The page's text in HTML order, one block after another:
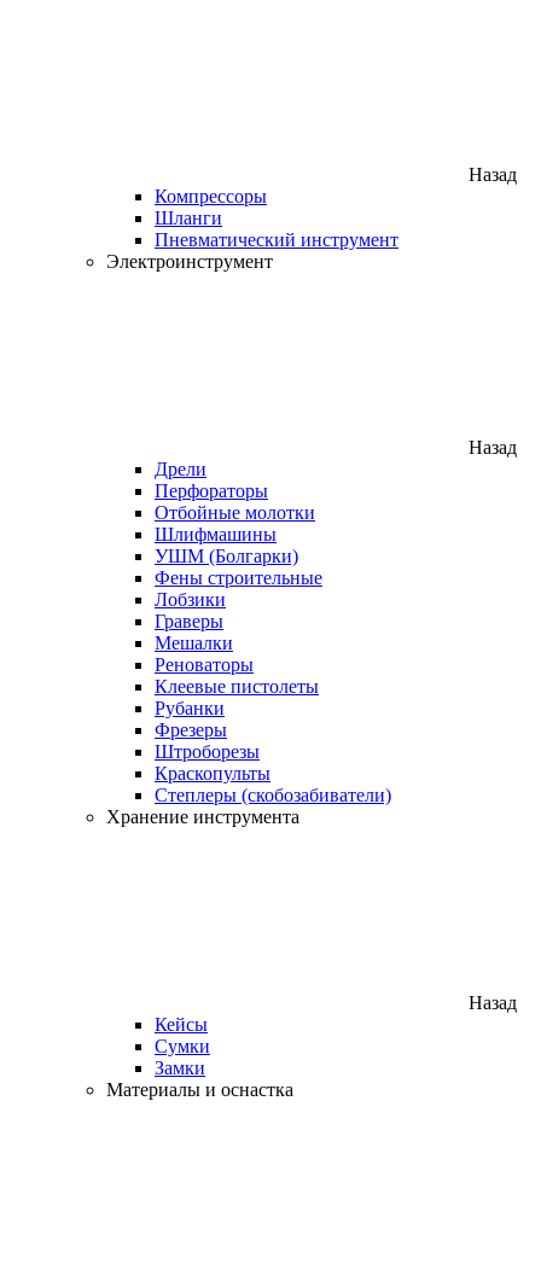
Назад
Компрессоры
Шланги
Пневматический инструмент
Электроинструмент
Назад
Дрели
Перфораторы
Отбойные молотки
Шлифмашины
УШМ (Болгарки)
Фены строительные
Лобзики
Граверы
Мешалки
Реноваторы
Клеевые пистолеты
Рубанки
Фрезеры
Штроборезы
Краскопульты
Степлеры (скобозабиватели)
Хранение инструмента
Назад
Кейсы
Сумки
Замки
Материалы и оснастка